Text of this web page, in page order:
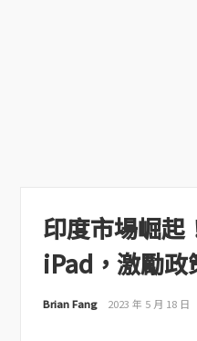
印度市場崛起
iPad，激勵政
Brian Fang 2023 年 5 月 18 日